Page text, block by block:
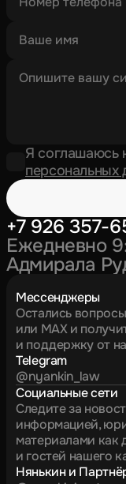
Я соглашаюсь
персональных
+7 926 357-
Ежедневно
Адмирала
Мессенджеры
Остались
или MAX и
и поддержку от
Telegram
@nyankin_law
Социальные сети
Следите за
информацией,
материалами как
и гостей нашего
Нянькин и